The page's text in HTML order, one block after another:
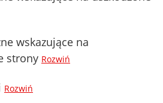
wskazujące na
strony Rozwiń
Rozwiń